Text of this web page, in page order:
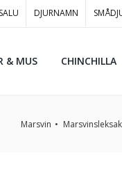
DJURNAMN
& MUS CHINCHILLA
Marsvin